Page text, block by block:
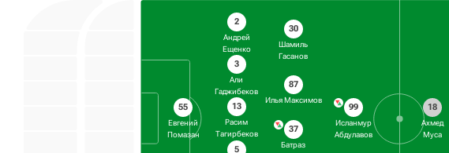
55
Евгений
Помазан
2
Андрей
Ещенко
3
Али
Гаджибеков
13
Расим
Тагирбеков
5
30
Шамиль
Гасанов
87
Илья Максимов
37
Батраз
99
Исланмур
Абдулавов
18
Ахмед
Муса